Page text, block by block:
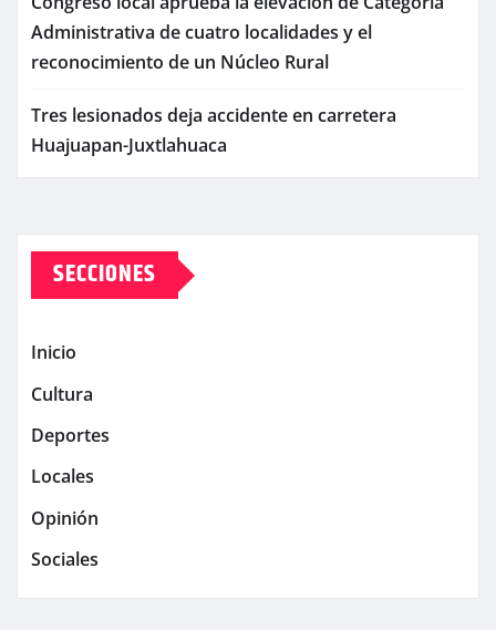
Administrativa de cuatro localidades y el
reconocimiento de un Núcleo Rural
Tres lesionados deja accidente en carretera
Huajuapan-Juxtlahuaca
SECCIONES
Inicio
Cultura
Deportes
Locales
Opinión
Sociales